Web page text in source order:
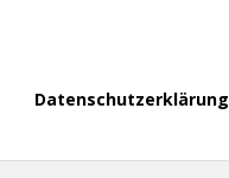
Datenschutzerklärung